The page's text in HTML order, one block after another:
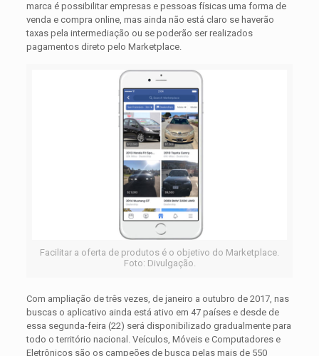
marca é possibilitar empresas e pessoas físicas uma forma de
venda e compra online, mas ainda não está claro se haverão
taxas pela intermediação ou se poderão ser realizados
pagamentos direto pelo Marketplace.
Facilitar a oferta de produtos é o objetivo do Marketplace.
Foto: Divulgação.
Com ampliação de três vezes, de janeiro a outubro de 2017, nas
buscas o aplicativo ainda está ativo em 47 países e desde de
essa segunda-feira (22) será disponibilizado gradualmente para
todo o território nacional. Veículos, Móveis e Computadores e
Eletrônicos são os campeões de busca pelas mais de 550